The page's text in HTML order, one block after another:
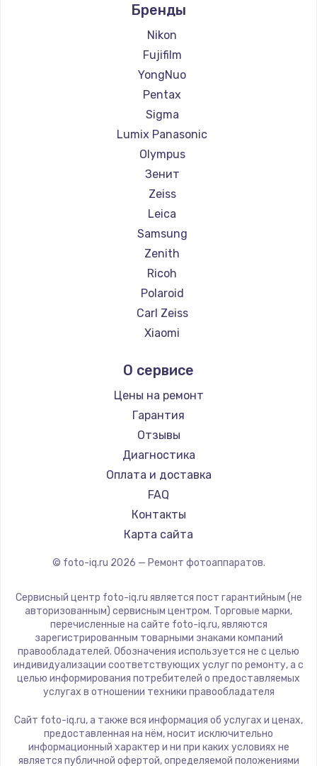
Ремонт фотоаппаратов Kodak
Ремонт фотоаппаратов Blackmagic
Бренды
Nikon
Fujifilm
YongNuo
Pentax
Sigma
Lumix Panasonic
Olympus
Зенит
Zeiss
Leica
Samsung
Zenith
Ricoh
Polaroid
Carl Zeiss
Xiaomi
Kodak
Blackmagic
О сервисе
Цены на ремонт
Гарантия
Отзывы
Диагностика
Оплата и доставка
FAQ
Контакты
Карта сайта
© foto-iq.ru 2026 — Ремонт фотоаппаратов.
Сервисный центр foto-iq.ru является пост гарантийным (не
авторизованным) сервисным центром. Торговые марки,
перечисленные на сайте foto-iq.ru, являются
зарегистрированным товарными знаками компаний
правообладателей. Обозначения используется не с целью
индивидуализации соответствующих услуг по ремонту, а с
целью информирования потребителей о предоставляемых
услугах в отношении техники правообладателя
Сайт foto-iq.ru, а также вся информация об услугах и ценах,
предоставленная на нём, носит исключительно
информационный характер и ни при каких условиях не
является публичной офертой, определяемой положениями